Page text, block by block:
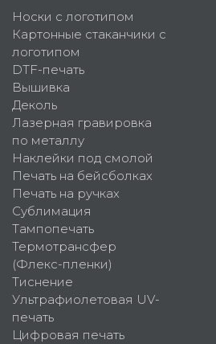
Носки с логотипом
Картонные стаканчики с
логотипом
DTF-печать
Вышивка
Деколь
Лазерная гравировка
по металлу
Наклейки под смолой
Печать на бейсболках
Печать на ручках
Сублимация
Тампопечать
Термотрансфер
(Флекс-пленки)
Тиснение
Ультрафиолетовая UV-
печать
Цифровая печать